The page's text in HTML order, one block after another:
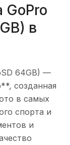
в
64GB) —
созданная
в самых
спорта и
и